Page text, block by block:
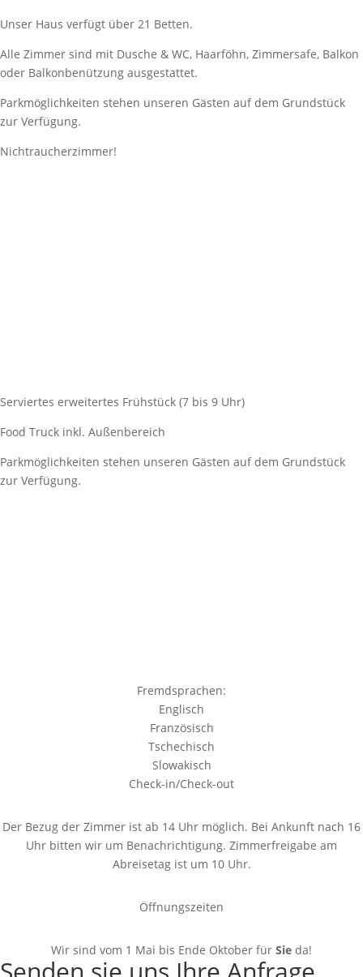
Unser Haus verfügt über 21 Betten.
Alle Zimmer sind mit Dusche & WC, Haarföhn, Zimmersafe, Balkon
oder Balkonbenützung ausgestattet.
Parkmöglichkeiten stehen unseren Gästen auf dem Grundstück
zur Verfügung.
Nichtraucherzimmer!
Serviertes erweitertes Frühstück (7 bis 9 Uhr)
Food Truck inkl. Außenbereich
Parkmöglichkeiten stehen unseren Gästen auf dem Grundstück
zur Verfügung.
Fremdsprachen:
Englisch
Französisch
Tschechisch
Slowakisch
Check-in/Check-out
Der Bezug der Zimmer ist ab 14 Uhr möglich. Bei Ankunft nach 16
Uhr bitten wir um Benachrichtigung. Zimmerfreigabe am
Abreisetag ist um 10 Uhr.
Öffnungszeiten
Wir sind vom 1 Mai bis Ende Oktober für Sie da!